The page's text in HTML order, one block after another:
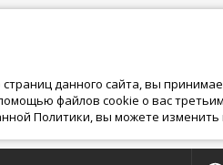
данного сайта, вы
файлов cookie о вас
Политики, вы можете изменить